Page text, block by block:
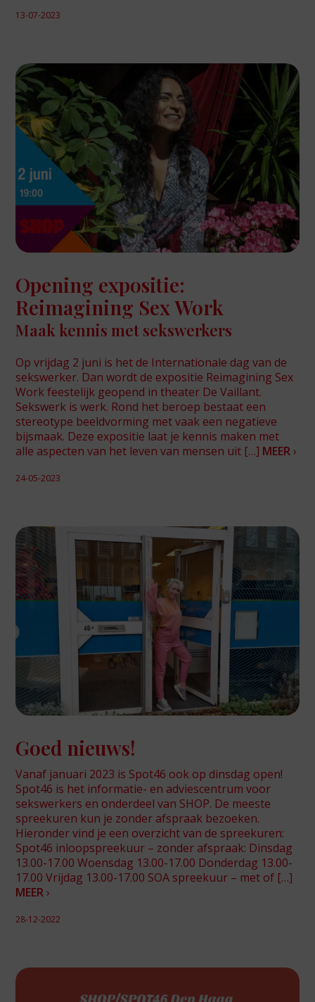
13-07-2023
Opening expositie:
Reimagining Sex Work
Maak kennis met sekswerkers
Op vrijdag 2 juni is het de Internationale dag van de
sekswerker. Dan wordt de expositie Reimagining Sex
Work feestelijk geopend in theater De Vaillant.
Sekswerk is werk. Rond het beroep bestaat een
stereotype beeldvorming met vaak een negatieve
bijsmaak. Deze expositie laat je kennis maken met
alle aspecten van het leven van mensen uit […] MEER ›
24-05-2023
Goed nieuws!
Vanaf januari 2023 is Spot46 ook op dinsdag open!
Spot46 is het informatie- en adviescentrum voor
sekswerkers en onderdeel van SHOP. De meeste
spreekuren kun je zonder afspraak bezoeken.
Hieronder vind je een overzicht van de spreekuren:
Spot46 inloopspreekuur – zonder afspraak: Dinsdag
13.00-17.00 Woensdag 13.00-17.00 Donderdag 13.00-
17.00 Vrijdag 13.00-17.00 SOA spreekuur – met of […]
MEER ›
28-12-2022